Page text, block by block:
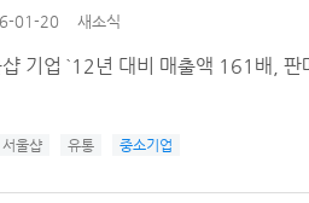
01-20 새소식
기업 `12년 대비 매출액 161배, 판
서울샵 유통 중소기업